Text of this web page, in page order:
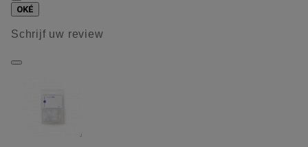
OKÉ
Schrijf uw review